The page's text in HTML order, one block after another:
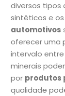
diversos tipos
sintéticos e os
automotivos
oferecer uma
intervalo
minerais
por produtos
qualidade